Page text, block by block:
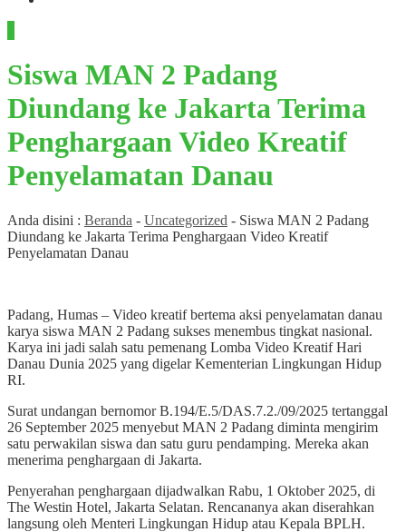
Siswa MAN 2 Padang
Diundang ke Jakarta Terima
Penghargaan Video Kreatif
Penyelamatan Danau
Anda disini : Beranda - Uncategorized - Siswa MAN 2 Padang
Diundang ke Jakarta Terima Penghargaan Video Kreatif
Penyelamatan Danau
Padang, Humas – Video kreatif bertema aksi penyelamatan danau
karya siswa MAN 2 Padang sukses menembus tingkat nasional.
Karya ini jadi salah satu pemenang Lomba Video Kreatif Hari
Danau Dunia 2025 yang digelar Kementerian Lingkungan Hidup
RI.
Surat undangan bernomor B.194/E.5/DAS.7.2./09/2025 tertanggal
26 September 2025 menyebut MAN 2 Padang diminta mengirim
satu perwakilan siswa dan satu guru pendamping. Mereka akan
menerima penghargaan di Jakarta.
Penyerahan penghargaan dijadwalkan Rabu, 1 Oktober 2025, di
The Westin Hotel, Jakarta Selatan. Rencananya akan diserahkan
langsung oleh Menteri Lingkungan Hidup atau Kepala BPLH.